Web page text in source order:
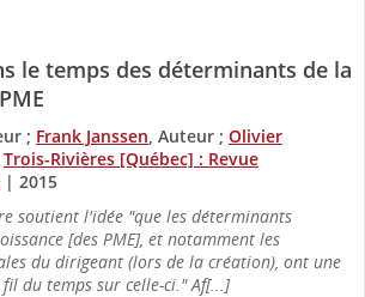
le temps des déterminants de la
; Frank Janssen , Auteur ; Olivier
Trois-Rivières [Québec] : Revue
| 2015
soutient l'idée "que les déterminants
[des PME], et notamment les
du dirigeant (lors de la création), ont une
du temps sur celle-ci." Af[...]